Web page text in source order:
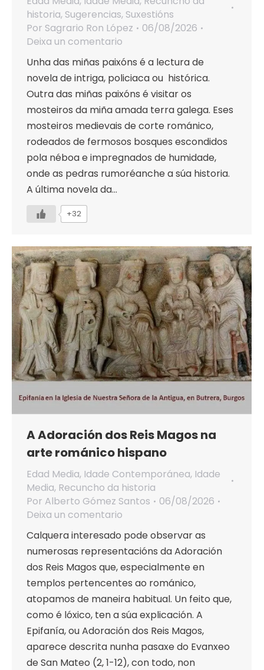
historia, Sugerencias, Suxestións
Por Sagrario Ron López
06/08/2026
Deixa un comentario
Unha das miñas paixóns é a lectura de
novela de intriga, policiaca ou histórica.
Outra das miñas paixóns é visitar os
mosteiros da miña amada terra galega. Eses
mosteiros medievais de corte románico,
rodeados de fermosos bosques escondidos
pola néboa e impregnados de humidade,
onde as pedras rumoréanche a súa historia.
A última novela da…
+32
A Adoración dos Reis Magos na
arte románico hispano
Edad Media, Idade Contemporánea, Idade
Media, Recuncho da historia
Por Alberto Gómez Santos
06/08/2026
Deixa un comentario
Calquera interesado pode observar as
numerosas representacións da Adoración
dos Reis Magos que, especialmente en
templos pertencentes ao románico,
atopamos de maneira habitual. Un feito que,
como é lóxico, ten a súa explicación. A
Epifanía, ou Adoración dos Reis Magos,
aparece descrita nunha pasaxe do Evanxeo
de San Mateo (2, 1-12), con todo, non